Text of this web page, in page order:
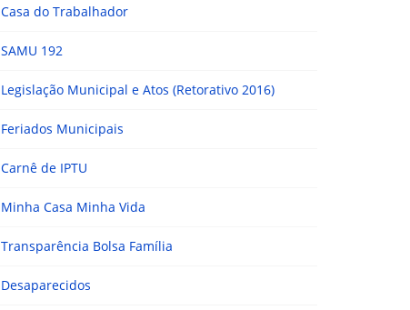
Casa do Trabalhador
SAMU 192
Legislação Municipal e Atos (Retorativo 2016)
Feriados Municipais
Carnê de IPTU
Minha Casa Minha Vida
Transparência Bolsa Família
Desaparecidos